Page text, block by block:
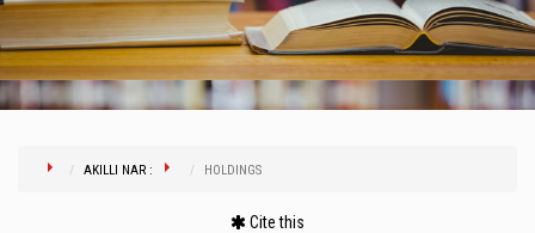
AKILLI NAR : HOLDINGS
Cite this